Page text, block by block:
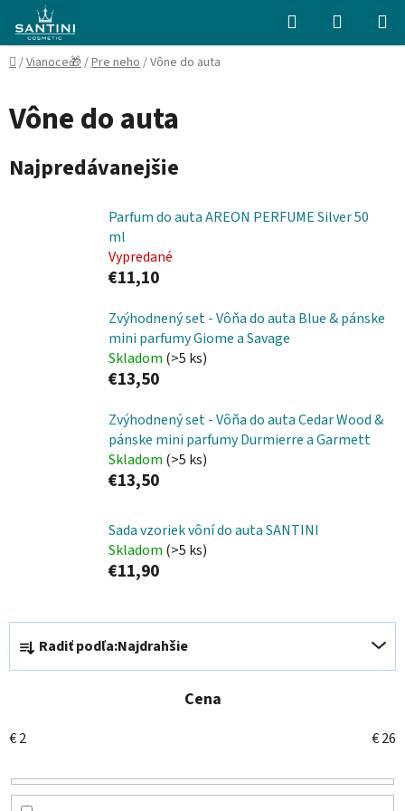
Prejsť
obsah
Hľadať
KOŠÍK
Domov
/Vianoce🎁/Pre neho/Vône do auta
Vône do auta
Najpredávanejšie
Parfum do auta AREON PERFUME Silver 50
ml
Vypredané
€11,10
Zvýhodnený set - Vôňa do auta Blue & pánske
mini parfumy Giome a Savage
Skladom (>5 ks)
€13,50
Zvýhodnený set - Vôňa do auta Cedar Wood &
pánske mini parfumy Durmierre a Garmett
Skladom (>5 ks)
€13,50
Sada vzoriek vôní do auta SANTINI
Skladom (>5 ks)
€11,90
R
d
n
i
e
p
Radiť podľa:Najdrahšie
Cena
€2 €26